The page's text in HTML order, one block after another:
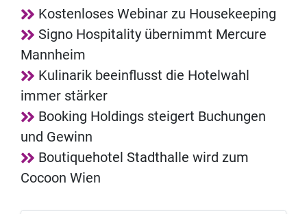
Kostenloses Webinar zu Housekeeping
Signo Hospitality übernimmt Mercure
Mannheim
Kulinarik beeinflusst die Hotelwahl
immer stärker
Booking Holdings steigert Buchungen
und Gewinn
Boutiquehotel Stadthalle wird zum
Cocoon Wien